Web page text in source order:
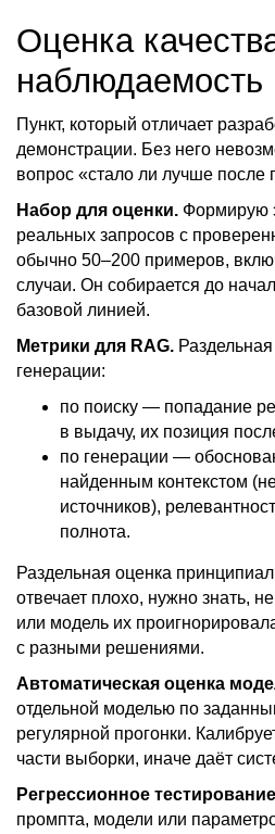
Оценка
наблюдаемость
Пункт, который отличает
демонстрации. Без него
вопрос «стало ли лучше после
Набор для оценки. Формирую
реальных запросов с
обычно 50–200 примеров,
случаи. Он собирается до
базовой линией.
Метрики для RAG.
генерации:
по поиску — попадание
в выдачу, их позиция
по генерации —
найденным контекстом
источников),
полнота.
Раздельная оценка
отвечает плохо, нужно знать,
или модель их
с разными решениями.
Автоматическая оценка
отдельной моделью по
регулярной прогонки.
части выборки, иначе даёт
Регрессионное тестирование
промпта, модели или